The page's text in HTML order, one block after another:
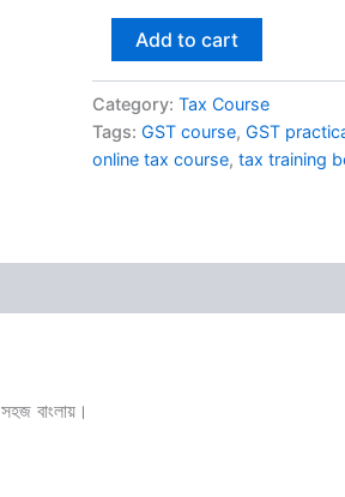
Add to cart
Category: Tax Course
Tags: GST course, GST
online tax course, tax training
বাংলায়।